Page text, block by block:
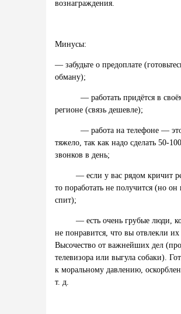
вознаграждения.
Минусы:
— забудьте о предоплате (
обману);
— работать придётся в
регионе (связь дешевле);
— работа на телефоне —
тяжело, так как надо сделать 50-100
звонков в день;
— если у вас рядом кричит
то поработать не получится (но он
спит);
— есть очень грубые люди,
не понравится, что вы отвлекли их
Высочество от важнейших дел (
телевизора или выгула собаки).
к моральному давлению,
т. д.